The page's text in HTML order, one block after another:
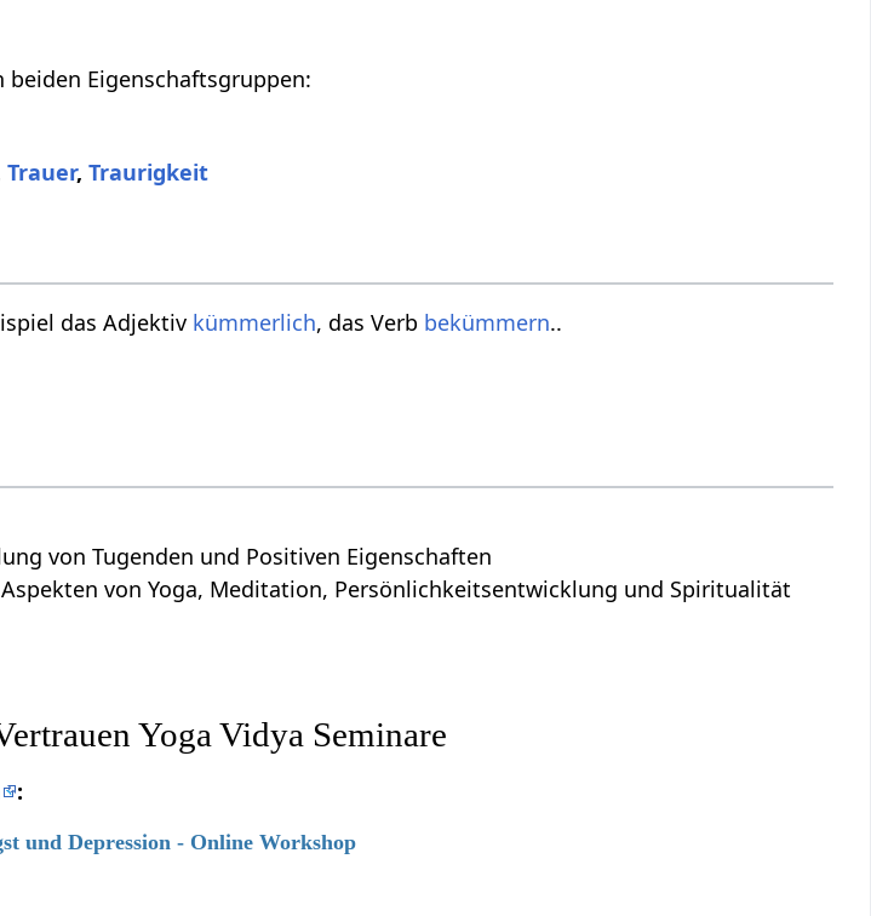
Eigenschaftsgruppen:
Trauer,Traurigkeit
das Adjektiv kümmerlich, das Verb bekümmern..
von Tugenden und Positiven Eigenschaften
von Yoga, Meditation, Persönlichkeitsentwicklung und Spiritualität
Yoga Vidya Seminare
:
und Depression - Online Workshop